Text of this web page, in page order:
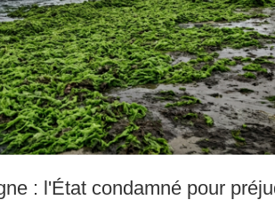
: l'État condamné pour